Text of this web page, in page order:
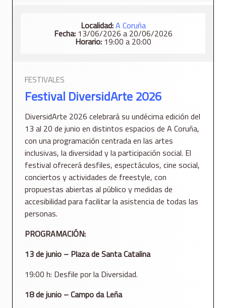
Localidad:A Coruña
Fecha:13/06/2026 a 20/06/2026
Horario:19:00 a 20:00
FESTIVALES
Festival DiversidArte 2026
DiversidArte 2026 celebrará su undécima edición del
13 al 20 de junio en distintos espacios de A Coruña,
con una programación centrada en las artes
inclusivas, la diversidad y la participación social. El
festival ofrecerá desfiles, espectáculos, cine social,
conciertos y actividades de freestyle, con
propuestas abiertas al público y medidas de
accesibilidad para facilitar la asistencia de todas las
personas.
PROGRAMACIÓN:
13 de junio – Plaza de Santa Catalina
19:00 h: Desfile por la Diversidad.
18 de junio – Campo da Leña